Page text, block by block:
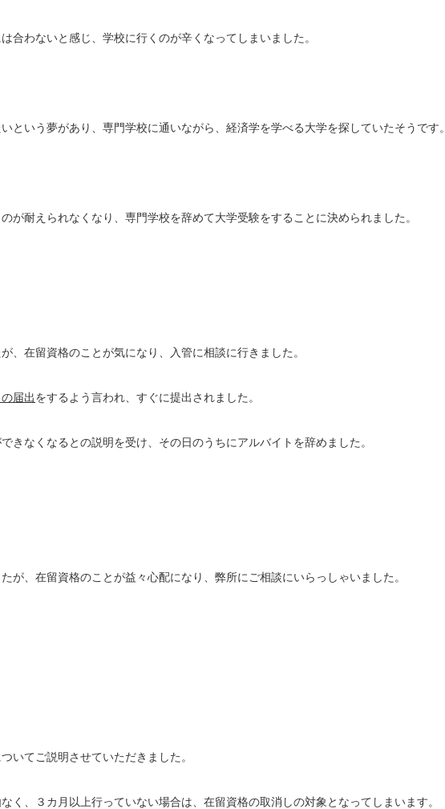
合わないと感じ、学校に行くのが辛くなってしまいました。
という夢があり、専門学校に通いながら、経済学を学べる大学を探していたそうです。
が耐えられなくなり、専門学校を辞めて大学受験をすることに決められました。
、在留資格のことが気になり、入管に相談に行きました。
届出をするよう言われ、すぐに提出されました。
きなくなるとの説明を受け、その日のうちにアルバイトを辞めました。
が、在留資格のことが益々心配になり、弊所にご相談にいらっしゃいました。
いてご説明させていただきました。
く、３カ月以上行っていない場合は、在留資格の取消しの対象となってしまいます。